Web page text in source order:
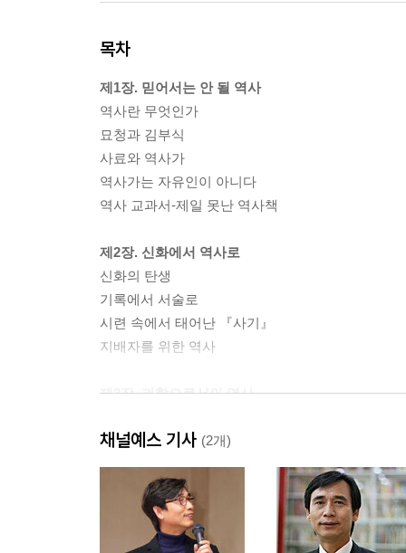
목차
제1장. 믿어서는 안 될 역사
역사란 무엇인가
묘청과 김부식
사료와 역사가
역사가는 자유인이 아니다
역사 교과서-제일 못난 역사책
제2장. 신화에서 역사로
신화의 탄생
기록에서 서술로
시련 속에서 태어난 『사기』
지배자를 위한 역사
제3장. 과학으로서의 역사
실증주의-설익은 과학적 역사
원래 있었던 그대로의 역사
모든 역사는 현대사이다
제4장. 계급 투쟁의 역사
채널예스 기사 (2개)